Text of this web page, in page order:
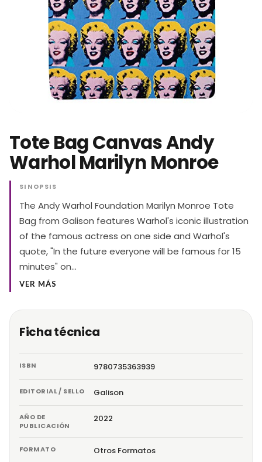
Tote Bag Canvas Andy
Warhol Marilyn Monroe
SINOPSIS
The Andy Warhol Foundation Marilyn Monroe Tote
Bag from Galison features Warhol's iconic illustration
of the famous actress on one side and Warhol's
quote, "In the future everyone will be famous for 15
minutes" on…
VER MÁS
Ficha técnica
ISBN 9780735363939
EDITORIAL / SELLO Galison
AÑO DE
PUBLICACIÓN
2022
FORMATO Otros Formatos